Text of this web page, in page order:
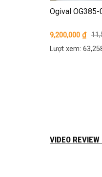
Ogival
9,200,000 ₫
Lượt xem:
VIDEO